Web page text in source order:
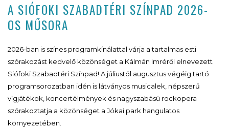
A SIÓFOKI SZABADTÉRI SZÍNPAD 2026-
OS MŰSORA
2026-ban is színes programkínálattal várja a tartalmas esti
szórakozást kedvelő közönséget a Kálmán Imréről elnevezett
Siófoki Szabadtéri Színpad! A júliustól augusztus végéig tartó
programsorozatban idén is látványos musicalek, népszerű
vígjátékok, koncertélmények és nagyszabású rockopera
szórakoztatja a közönséget a Jókai park hangulatos
környezetében.